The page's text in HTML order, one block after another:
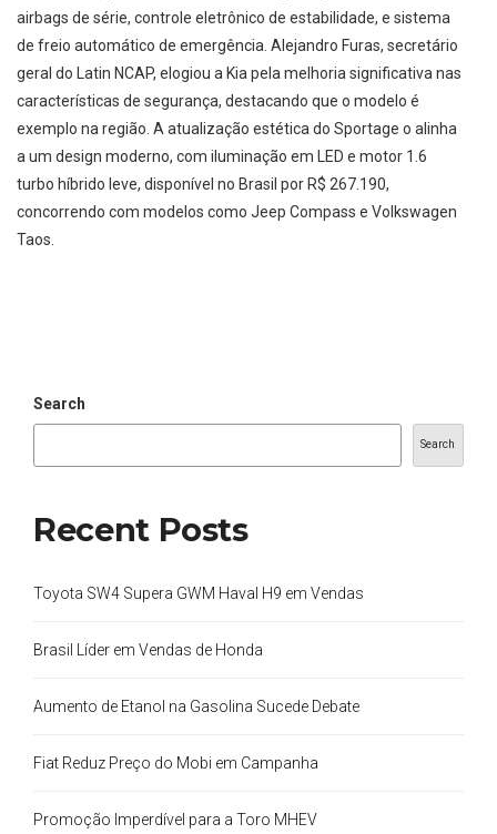
airbags de série, controle eletrônico de estabilidade, e sistema
de freio automático de emergência. Alejandro Furas, secretário
geral do Latin NCAP, elogiou a Kia pela melhoria significativa nas
características de segurança, destacando que o modelo é
exemplo na região. A atualização estética do Sportage o alinha
a um design moderno, com iluminação em LED e motor 1.6
turbo híbrido leve, disponível no Brasil por R$ 267.190,
concorrendo com modelos como Jeep Compass e Volkswagen
Taos.
Search
Search
Recent Posts
Toyota SW4 Supera GWM Haval H9 em Vendas
Brasil Líder em Vendas de Honda
Aumento de Etanol na Gasolina Sucede Debate
Fiat Reduz Preço do Mobi em Campanha
Promoção Imperdível para a Toro MHEV